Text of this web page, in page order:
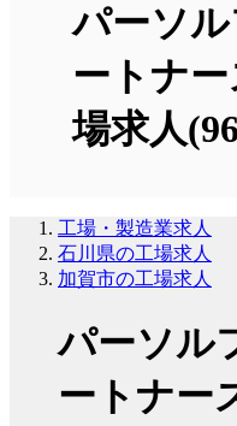
パーソ
ートナ
場求人
工場・製造業求人
石川県の工場求人
加賀市の工場求人
パーソル
ートナー